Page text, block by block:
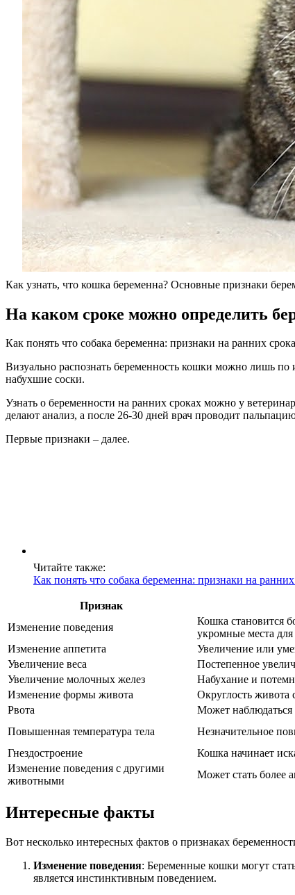
Как узнать, что кошка беременна? Основные признаки
На каком сроке можно определить
Как понять что собака беременна: признаки на ранних
Визуально распознать беременность кошки можно лишь
набухшие соски.
Узнать о беременности на ранних сроках можно у
делают анализ, а после 26-30 дней врач проводит
Первые признаки – далее.
Читайте также:
Как понять что собака беременна: признаки на
Признак
Изменение поведения
Кошка становится
укромные места
Изменение аппетита
Увеличение или
Увеличение веса
Постепенное
Увеличение молочных желез
Набухание и
Изменение формы живота
Округлость живота
Рвота
Может наблюдаться
Повышенная температура тела
Незначительное
Гнездостроение
Кошка начинает
Изменение поведения с другими
животными
Может стать более
Интересные факты
Вот несколько интересных фактов о признаках
Изменение поведения: Беременные кошки могут
является инстинктивным поведением.